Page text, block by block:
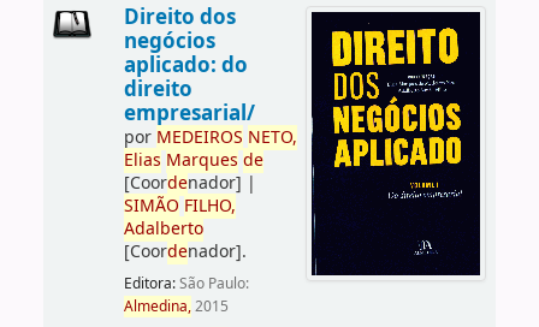
Direito dos
negócios
aplicado: do
direito
empresarial/
por MEDEIROS NETO,
Elias Marques de
[Coordenador] |
SIMÃO FILHO,
Adalberto
[Coordenador].
Editora:São Paulo:
Almedina,2015